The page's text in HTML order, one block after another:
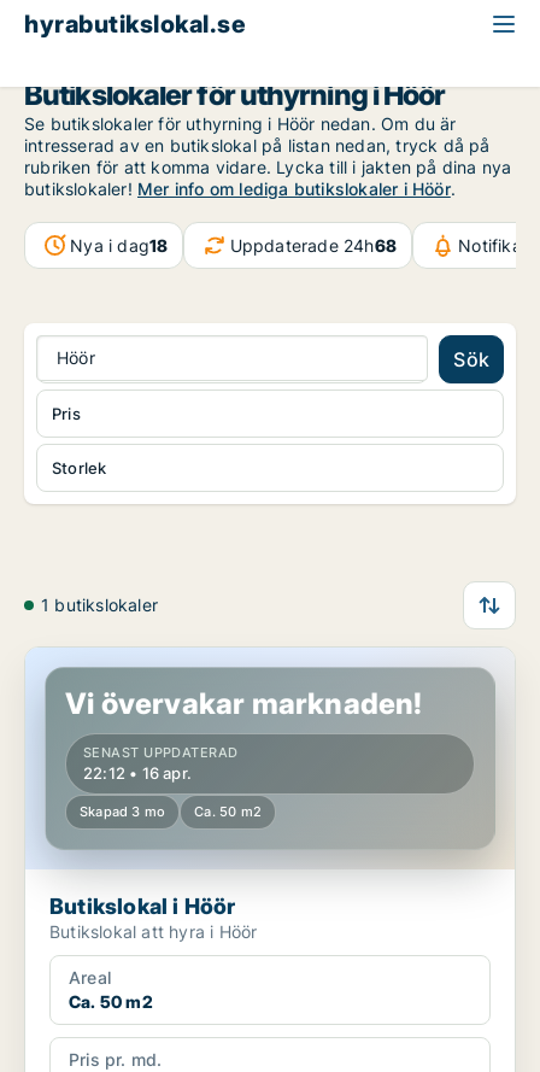
hyrabutikslokal.se
Butikslokaler för uthyrning i Höör
Se butikslokaler för uthyrning i Höör nedan. Om du är
intresserad av en butikslokal på listan nedan, tryck då på
rubriken för att komma vidare. Lycka till i jakten på dina nya
butikslokaler! Mer info om lediga butikslokaler i Höör.
Nya i dag18 Uppdaterade 24h68
Höör Sök
Storlek
Pris
1 butikslokaler
Butikslokal i Höör
Vi övervakar marknaden!
SENAST UPPDATERAD
22:12 • 16 apr.
Skapad 3 mo Ca. 50 m2
Butikslokal i Höör
Butikslokal att hyra i Höör
Areal
Ca. 50 m2
Pris pr. md.